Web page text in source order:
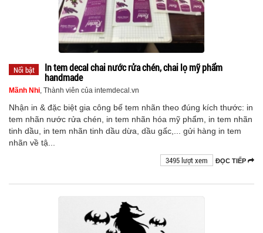
Nổi bật
In tem decal chai nước rửa chén, chai lọ mỹ phẩm
handmade
Mãnh Nhi, Thành viên của intemdecal.vn
Nhận in & đặc biệt gia công bế tem nhãn theo đúng kích thước: in
tem nhãn nước rửa chén, in tem nhãn hóa mỹ phẩm, in tem nhãn
tinh dầu, in tem nhãn tinh dầu dừa, dầu gấc,... gửi hàng in tem
nhãn về tậ...
ĐỌC TIẾP
3495 lượt xem